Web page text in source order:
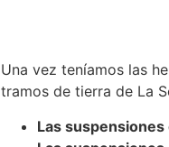
Una vez teníamos las
tramos de tierra de La
Las